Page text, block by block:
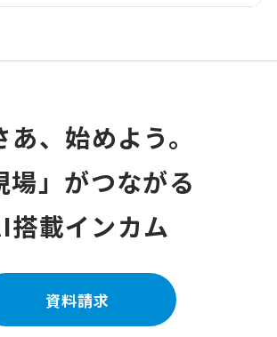
、始めよう。
場」がつながる
搭載インカム
資料請求